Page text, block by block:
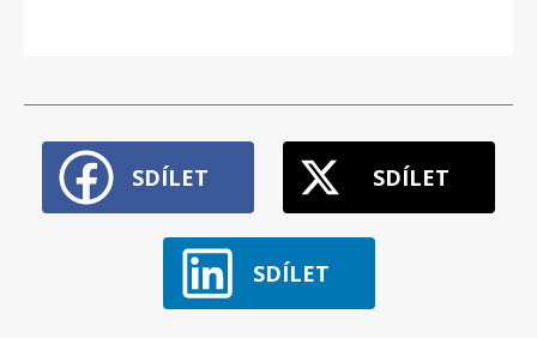
SDÍLET SDÍLET
SDÍLET